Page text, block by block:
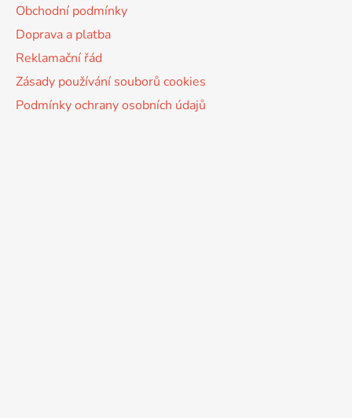
Obchodní podmínky
Doprava a platba
Reklamační řád
Zásady používání souborů cookies
Podmínky ochrany osobních údajů